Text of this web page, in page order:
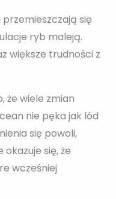
przemieszczają się
ryb maleją.
większe trudności z
że wiele zmian
nie pęka jak lód
się powoli,
się, że
wcześniej